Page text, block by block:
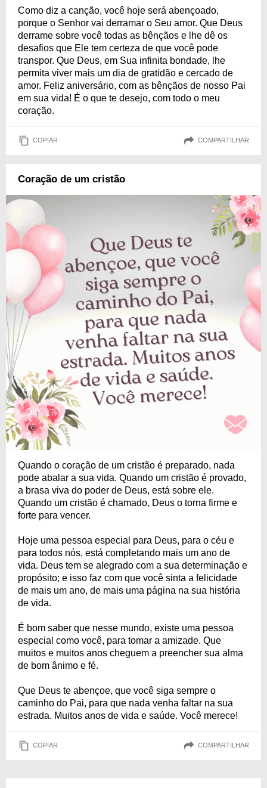
Como diz a canção, você hoje será abençoado,
porque o Senhor vai derramar o Seu amor. Que Deus
derrame sobre você todas as bênçãos e lhe dê os
desafios que Ele tem certeza de que você pode
transpor. Que Deus, em Sua infinita bondade, lhe
permita viver mais um dia de gratidão e cercado de
amor. Feliz aniversário, com as bênçãos de nosso Pai
em sua vida! É o que te desejo, com todo o meu
coração.
COPIAR COMPARTILHAR
Coração de um cristão
Quando o coração de um cristão é preparado, nada
pode abalar a sua vida. Quando um cristão é provado,
a brasa viva do poder de Deus, está sobre ele.
Quando um cristão é chamado, Deus o torna firme e
forte para vencer.
Hoje uma pessoa especial para Deus, para o céu e
para todos nós, está completando mais um ano de
vida. Deus tem se alegrado com a sua determinação e
propósito; e isso faz com que você sinta a felicidade
de mais um ano, de mais uma página na sua história
de vida.
É bom saber que nesse mundo, existe uma pessoa
especial como você, para tomar a amizade. Que
muitos e muitos anos cheguem a preencher sua alma
de bom ânimo e fé.
Que Deus te abençoe, que você siga sempre o
caminho do Pai, para que nada venha faltar na sua
estrada. Muitos anos de vida e saúde. Você merece!
COPIAR COMPARTILHAR